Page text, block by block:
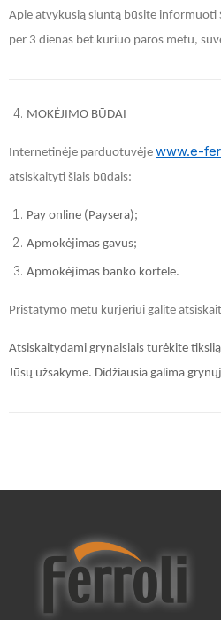
Apie atvykusią siuntą būsite informuoti
per 3 dienas bet kuriuo paros metu,
MOKĖJIMO BŪDAI
Internetinėje parduotuvėje www.e-
atsiskaityti šiais būdais:
Pay online (Paysera);
Apmokėjimas gavus;
Apmokėjimas banko kortele.
Pristatymo metu kurjeriui galite
Atsiskaitydami grynaisiais turėkite
Jūsų užsakyme. Didžiausia galima